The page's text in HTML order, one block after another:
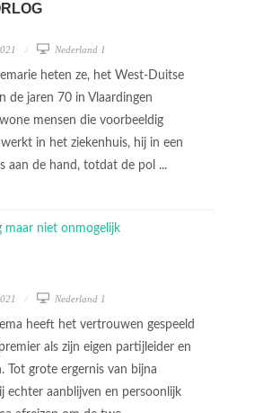
Nederland 1
heten ze, het West-Duitse
de jaren 70 in Vlaardingen
mensen die voorbeeldig
in het ziekenhuis, hij in een
aan de hand, totdat de pol ...
Nederland 1
heeft het vertrouwen gespeeld
als zijn eigen partijleider en
Tot grote ergernis van bijna
echter aanblijven en persoonlijk